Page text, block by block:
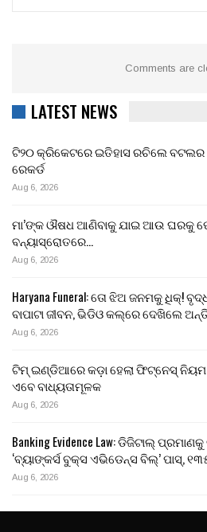
Comments are
LATEST NEWS
ଟି୨୦ କ୍ରିକେଟରେ ଇତିହାସ ରଚିଲେ ବଟଲର
ରେକର୍ଡ
Aug 6, 2026
ମା’ଙ୍କ ଔଷଧ ଆଣିବାକୁ ଯାଇ ଆଉ ଘରକୁ
ବନ୍ୟାସ୍ରୋତରେ…
Aug 6, 2026
Haryana Funeral: ତୋ ଝିଅ ଜନମକୁ ଧିକ୍!
ବାପାଟା ଜୀବନ, ଭିଡିଓ କଲ୍‌ରେ ଦେଖିଲେ
Aug 6, 2026
ଟିମ୍ ଇଣ୍ଡିଆରେ କଡ଼ା ହେଲା ଫିଟ୍‌ନେସ୍
ଏବେ ବାଧ୍ୟତାମୂଳକ
Aug 6, 2026
Banking Evidence Law: ଡିଜିଟାଲ୍
‘ବ୍ୟାଙ୍କର୍ସ ବୁକ୍ସ ଏଭିଡେନ୍ସ ବିଲ୍’ ପାସ୍,
Aug 6, 2026